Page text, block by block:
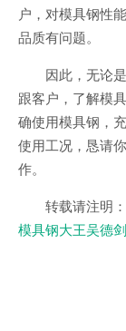
户，对模具钢性
品质有问题。
因此，无论
跟客户，了解模
确使用模具钢，
使用工况，恳请
作。
转载请注明：
模具钢大王吴德剑